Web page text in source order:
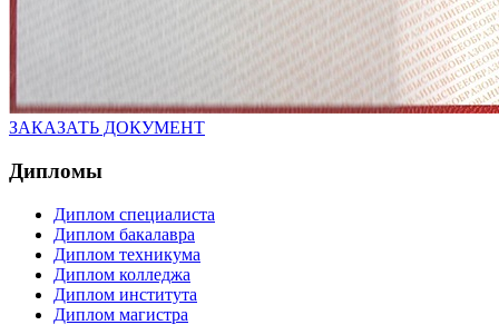
ЗАКАЗАТЬ ДОКУМЕНТ
Дипломы
Диплом специалиста
Диплом бакалавра
Диплом техникума
Диплом колледжа
Диплом института
Диплом магистра